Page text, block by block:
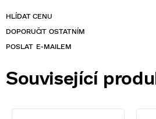
POSLAT
Související